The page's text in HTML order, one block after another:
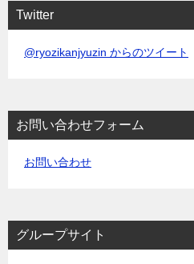
Twitter
@ryozikanjyuzin からのツイート
お問い合わせフォーム
お問い合わせ
グループサイト